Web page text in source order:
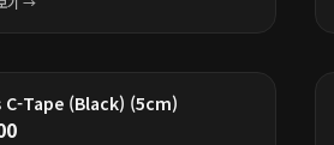
C-Tape (Black) (5cm)